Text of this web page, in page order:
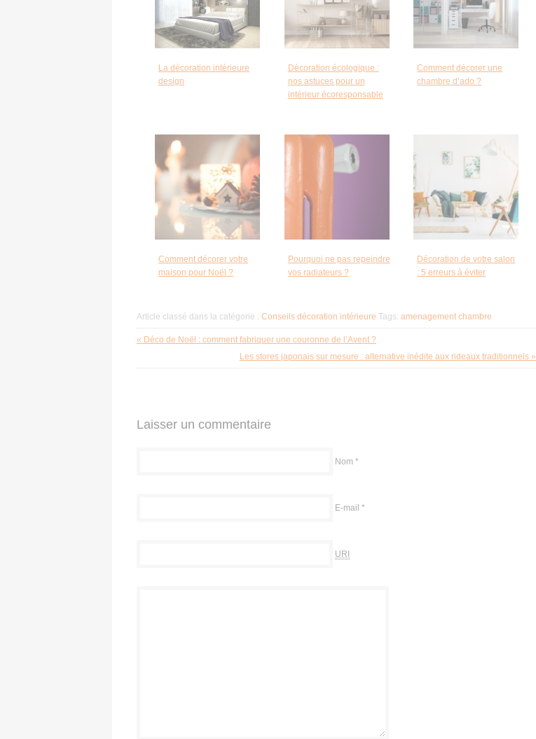
La décoration intérieure
design
Décoration écologique :
nos astuces pour un
intérieur écoresponsable
Comment décorer une
chambre d’ado ?
Comment décorer votre
maison pour Noël ?
Pourquoi ne pas repeindre
vos radiateurs ?
Décoration de votre salon
: 5 erreurs à éviter
Article classé dans la catégorie : Conseils décoration intérieure Tags: amenagement chambre
« Déco de Noël : comment fabriquer une couronne de l’Avent ?
Les stores japonais sur mesure : alternative inédite aux rideaux traditionnels »
Laisser un commentaire
Nom *
E-mail *
URI